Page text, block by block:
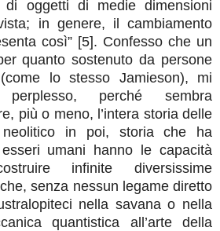
di oggetti di medie dimensioni
in genere, il cambiamento
così” [5]. Confesso che un
quanto sostenuto da persone
lo stesso Jamieson), mi
perché sembra
più o meno, l’intera storia delle
in poi, storia che ha
umani hanno le capacità
infinite diversissime
senza nessun legame diretto
nella savana o nella
quantistica all’arte della